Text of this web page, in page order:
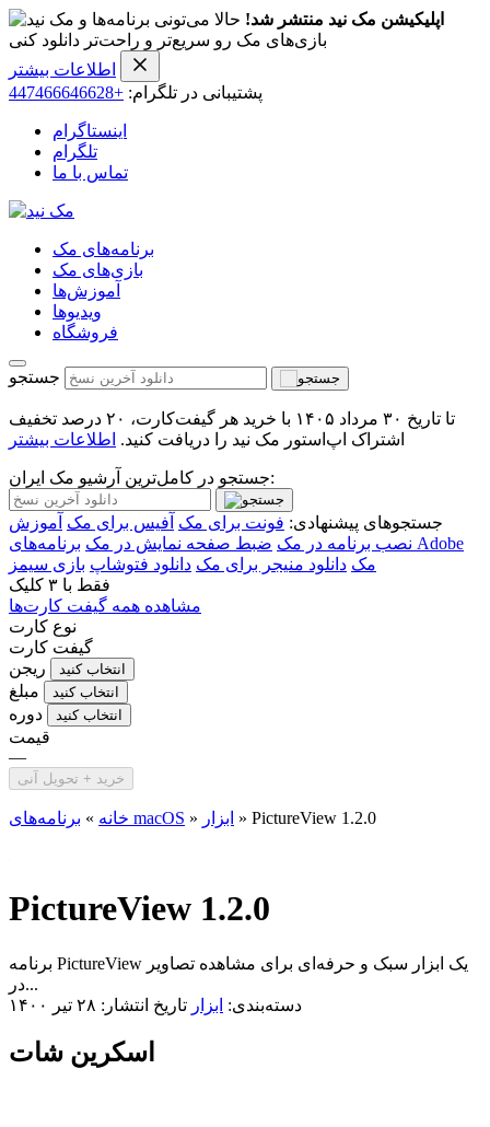
اپلیکیشن مک نید منتشر شد! حالا می‌تونی برنامه‌ها و
بازی‌های مک رو سریع‌تر و راحت‌تر دانلود کنی
اطلاعات بیشتر
پشتیبانی در تلگرام: +447466646628
اینستاگرام
تلگرام
تماس با ما
برنامه‌های مک
بازی‌های مک
آموزش‌ها
ویدیو‌ها
فروشگاه
جستجو
تا تاریخ ۳۰ مرداد ۱۴۰۵ با خرید هر گیفت‌کارت، ۲۰ درصد تخفیف
اشتراک اپ‌استور مک نید را دریافت کنید. اطلاعات بیشتر
جستجو در کامل‌ترین آرشیو مک ایران:
جستجوهای پیشنهادی: فونت برای مک آفیس برای مک آموزش
نصب برنامه در مک ضبط صفحه نمایش در مک برنامه‌های Adobe
مک دانلود منیجر برای مک دانلود فتوشاپ بازی سیمز
فقط با ۳ کلیک
مشاهده همه گیفت کارت‌ها
نوع کارت
گیفت کارت
ریجن
انتخاب کنید
مبلغ انتخاب کنید
دوره انتخاب کنید
قیمت
—
خرید + تحویل آنی
خانه » برنامه‌های macOS » ابزار » PictureView 1.2.0
PictureView 1.2.0
برنامه PictureView یک ابزار سبک و حرفه‌ای برای مشاهده تصاویر
در...
دسته‌بندی: ابزار تاریخ انتشار: ۲۸ تیر ۱۴۰۰
اسکرین شات